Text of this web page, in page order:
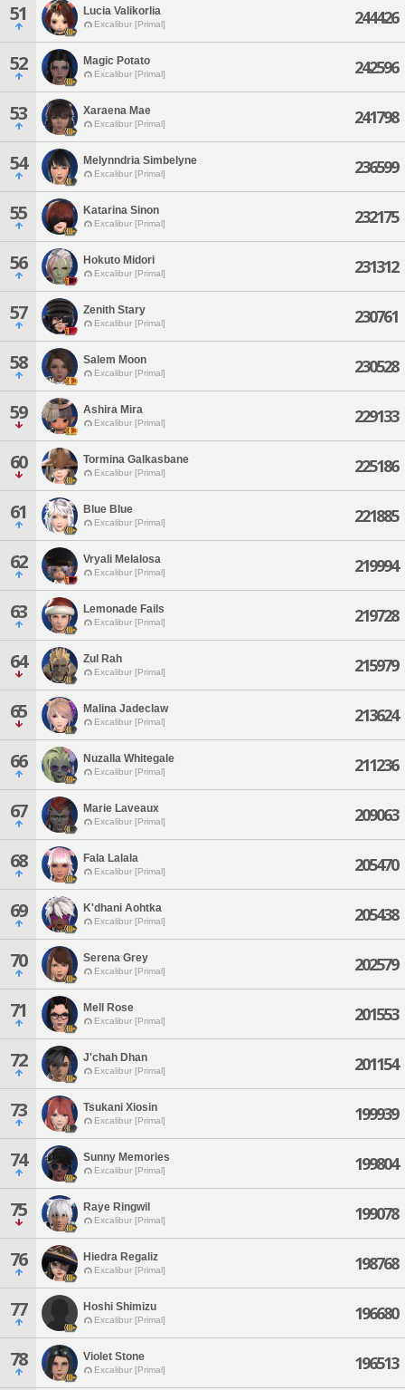
51 Lucia Valikorlia
Excalibur [Primal] 244426
52 Magic Potato
Excalibur [Primal] 242596
53 Xaraena Mae
Excalibur [Primal] 241798
54 Melynndria Simbelyne
Excalibur [Primal] 236599
55 Katarina Sinon
Excalibur [Primal] 232175
56 Hokuto Midori
Excalibur [Primal] 231312
57 Zenith Stary
Excalibur [Primal] 230761
58 Salem Moon
Excalibur [Primal] 230528
59 Ashira Mira
Excalibur [Primal] 229133
60 Tormina Galkasbane
Excalibur [Primal] 225186
61 Blue Blue
Excalibur [Primal] 221885
62 Vryali Melalosa
Excalibur [Primal] 219994
63 Lemonade Fails
Excalibur [Primal] 219728
64 Zul Rah
Excalibur [Primal] 215979
65 Malina Jadeclaw
Excalibur [Primal] 213624
66 Nuzalla Whitegale
Excalibur [Primal] 211236
67 Marie Laveaux
Excalibur [Primal] 209063
68 Fala Lalala
Excalibur [Primal] 205470
69 K'dhani Aohtka
Excalibur [Primal] 205438
70 Serena Grey
Excalibur [Primal] 202579
71 Mell Rose
Excalibur [Primal] 201553
72 J'chah Dhan
Excalibur [Primal] 201154
73 Tsukani Xiosin
Excalibur [Primal] 199939
74 Sunny Memories
Excalibur [Primal] 199804
75 Raye Ringwil
Excalibur [Primal] 199078
76 Hiedra Regaliz
Excalibur [Primal] 198768
77 Hoshi Shimizu
Excalibur [Primal] 196680
78 Violet Stone
Excalibur [Primal] 196513